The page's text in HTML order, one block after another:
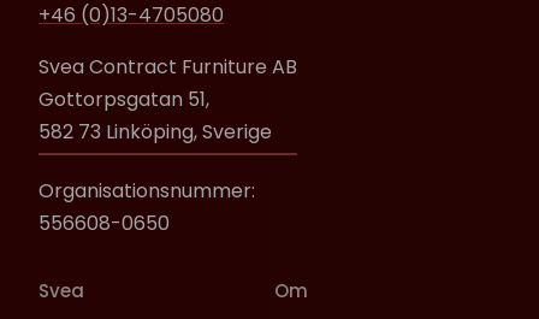
+46 (0)13-4705080
Svea Contract Furniture AB
Gottorpsgatan 51,
582 73 Linköping, Sverige
Organisationsnummer:
556608-0650
Svea Om